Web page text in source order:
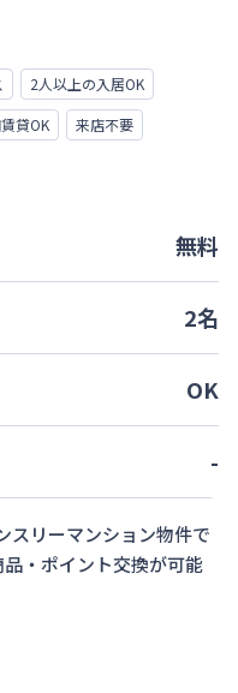
2人以上の入居OK
貸OK
来店不要
無料
2名
OK
-
スリーマンション物件で
・ポイント交換が可能